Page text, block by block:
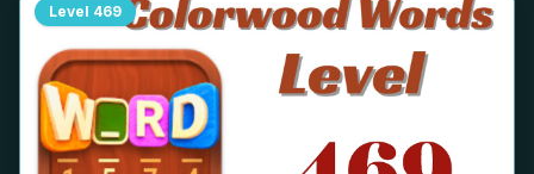
Level 469